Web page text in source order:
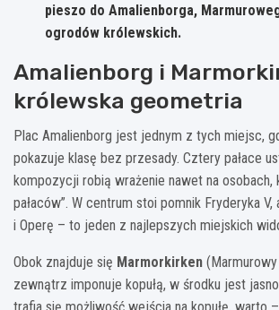
pieszo do Amalienborga,
ogrodów królewskich.
Amalienborg i
królewska geometria
Plac Amalienborg jest jednym z tych miejsc,
pokazuje klasę bez przesady. Cztery pałace
kompozycji robią wrażenie nawet na osobach,
pałaców”. W centrum stoi pomnik Fryderyka
i Operę – to jeden z najlepszych miejskich
Obok znajduje się Marmorkirken
zewnątrz imponuje kopułą, w środku jest